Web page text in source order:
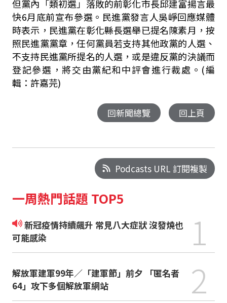
但黨內「類初選」落敗的前彰化市長邱建富揚言最
快6月底前宣布參選。民進黨發言人吳崢回應媒體
時表示，民進黨在彰化縣長選舉已提名陳素月，按
照民進黨黨章，任何黨員若支持其他政黨的人選、
不支持民進黨所提名的人選，或是違反黨的決議而
登記參選，將交由黨紀和中評會進行裁處。(編
輯：許嘉芫)
回新聞總覽 回上頁
Podcasts URL 訂閱複製
一周熱門話題 TOP5
新冠疫情持續飆升 常見八大症狀 沒發燒也
可能感染
1
解放軍建軍99年／「建軍節」前夕 「匿名者
64」攻下多個解放軍網站
2